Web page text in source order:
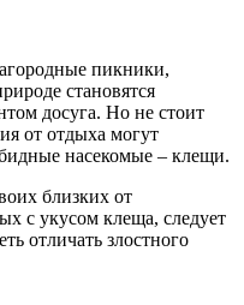
пикники,
становятся
досуга. Но не стоит
от отдыха могут
насекомые – клещи.
близких от
с укусом клеща, следует
отличать злостного